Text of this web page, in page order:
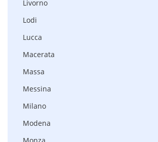
Livorno
Lodi
Lucca
Macerata
Massa
Messina
Milano
Modena